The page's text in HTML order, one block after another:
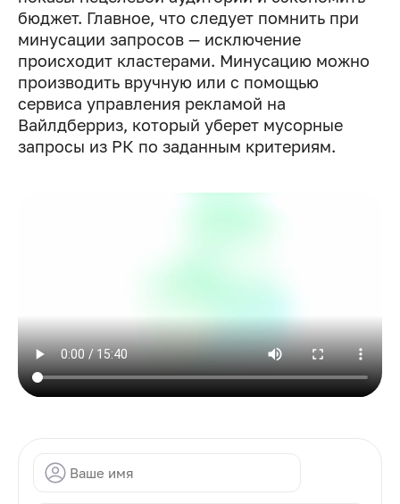
бюджет. Главное, что следует помнить при
минусации запросов — исключение
происходит кластерами. Минусацию можно
производить вручную или с помощью
сервиса управления рекламой на
Вайлдберриз, который уберет мусорные
запросы из РК по заданным критериям.